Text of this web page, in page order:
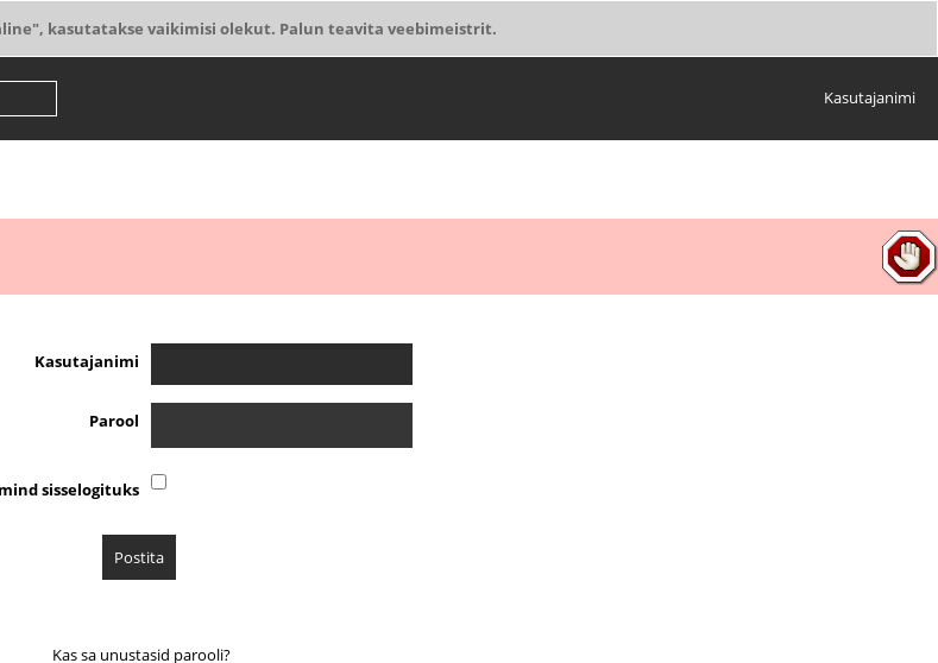
kasutatakse vaikimisi olekut. Palun teavita veebimeistrit.
Kasutajanimi
Kasutajanimi
Parool
sisselogituks
Kas sa unustasid parooli?